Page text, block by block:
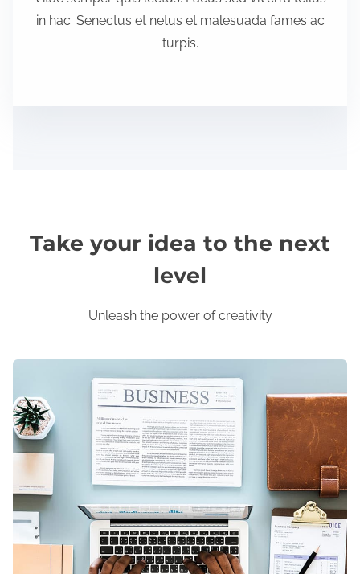
in hac. Senectus et netus et malesuada fames ac
turpis.
Take your idea to the next
level
Unleash the power of creativity